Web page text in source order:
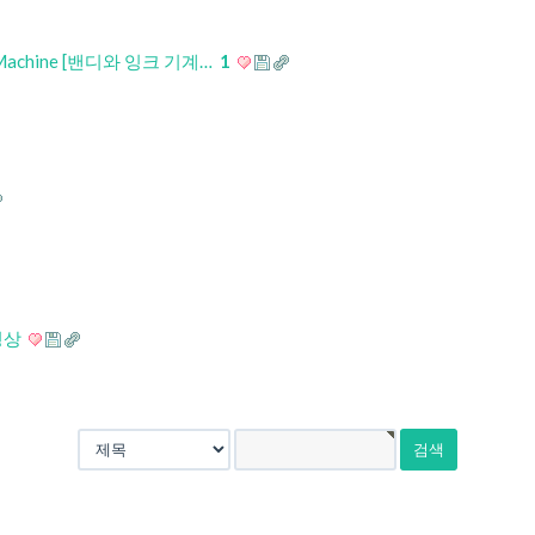
[밴디와 잉크 기계… 1
상